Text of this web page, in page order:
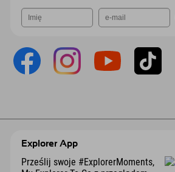
Explorer App
Prześlij swoje #ExplorerMoments,